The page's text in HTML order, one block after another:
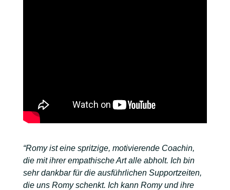
“Romy ist eine spritzige, motivierende Coachin,
die mit ihrer empathische Art alle abholt. Ich bin
sehr dankbar für die ausführlichen Supportzeiten,
die uns Romy schenkt. Ich kann Romy und ihre